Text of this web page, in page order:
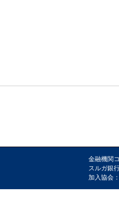
金融機関
スルガ銀
加入協会